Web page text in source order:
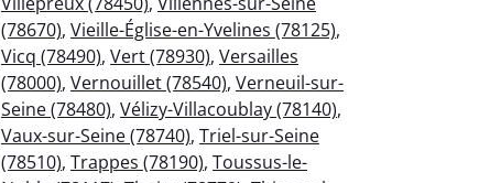
(78670), Vieille-Église-en-Yvelines (78125),
Vicq (78490), Vert (78930), Versailles
(78000), Vernouillet (78540), Verneuil-sur-
Seine (78480), Vélizy-Villacoublay (78140),
Vaux-sur-Seine (78740), Triel-sur-Seine
(78510), Trappes (78190), Toussus-le-